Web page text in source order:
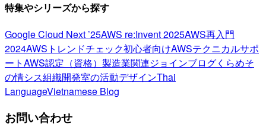
特集やシリーズから探す
Google Cloud Next ’25AWS re:Invent 2025AWS再入門
2024AWSトレンドチェック初心者向けAWSテクニカルサポ
ートAWS認定（資格） 製造業関連ジョインブログくらめそ
の情シス組織開発室の活動デザインThai
LanguageVietnamese Blog
お問い合わせ